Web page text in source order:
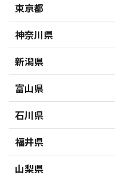
東京都
神奈川県
新潟県
富山県
石川県
福井県
山梨県